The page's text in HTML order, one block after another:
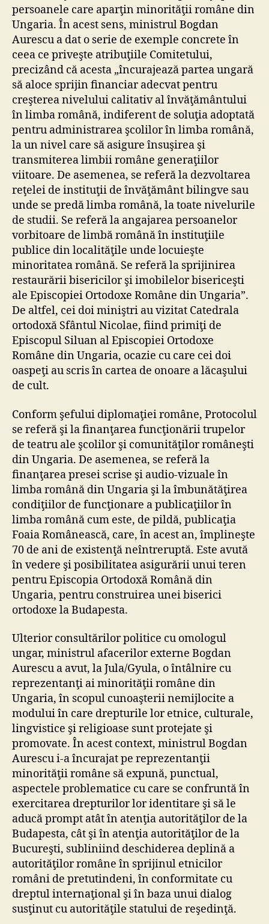
persoanele care aparţin minorităţii române din
Ungaria. În acest sens, ministrul Bogdan
Aurescu a dat o serie de exemple concrete în
ceea ce priveşte atribuţiile Comitetului,
precizând că acesta „încurajează partea ungară
să aloce sprijin financiar adecvat pentru
creşterea nivelului calitativ al învăţământului
în limba română, indiferent de soluţia adoptată
pentru administrarea şcolilor în limba română,
la un nivel care să asigure însuşirea şi
transmiterea limbii române generaţiilor
viitoare. De asemenea, se referă la dezvoltarea
reţelei de instituţii de învăţământ bilingve sau
unde se predă limba română, la toate nivelurile
de studii. Se referă la angajarea persoanelor
vorbitoare de limbă română în instituţiile
publice din localităţile unde locuieşte
minoritatea română. Se referă la sprijinirea
restaurării bisericilor şi imobilelor bisericeşti
ale Episcopiei Ortodoxe Române din Ungaria”.
De altfel, cei doi miniştri au vizitat Catedrala
ortodoxă Sfântul Nicolae, fiind primiţi de
Episcopul Siluan al Episcopiei Ortodoxe
Române din Ungaria, ocazie cu care cei doi
oaspeţi au scris în cartea de onoare a lăcaşului
de cult.
Conform şefului diplomaţiei române, Protocolul
se referă şi la finanţarea funcţionării trupelor
de teatru ale şcolilor şi comunităţilor româneşti
din Ungaria. De asemenea, se referă la
finanţarea presei scrise şi audio-vizuale în
limba română din Ungaria şi la îmbunătăţirea
condiţiilor de funcţionare a publicaţiilor în
limba română cum este, de pildă, publicaţia
Foaia Românească, care, în acest an, împlineşte
70 de ani de existenţă neîntreruptă. Este avută
în vedere şi posibilitatea asigurării unui teren
pentru Episcopia Ortodoxă Română din
Ungaria, pentru construirea unei biserici
ortodoxe la Budapesta.
Ulterior consultărilor politice cu omologul
ungar, ministrul afacerilor externe Bogdan
Aurescu a avut, la Jula/Gyula, o întâlnire cu
reprezentanţi ai minorităţii române din
Ungaria, în scopul cunoaşterii nemijlocite a
modului în care drepturile lor etnice, culturale,
lingvistice şi religioase sunt protejate şi
promovate. În acest context, ministrul Bogdan
Aurescu i-a încurajat pe reprezentanţii
minorităţii române să expună, punctual,
aspectele problematice cu care se confruntă în
exercitarea drepturilor lor identitare şi să le
aducă prompt atât în atenţia autorităţilor de la
Budapesta, cât şi în atenţia autorităţilor de la
Bucureşti, subliniind deschiderea deplină a
autorităţilor române în sprijinul etnicilor
români de pretutindeni, în conformitate cu
dreptul internaţional şi în baza unui dialog
susţinut cu autorităţile statului de reşedinţă.